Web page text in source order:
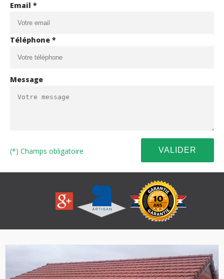
Email *
Téléphone *
Message
(*) Champs obligatoire